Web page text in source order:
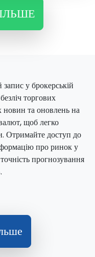
у брокерській
торгових
новин та оновлень на
щоб легко
Отримайте доступ до
про ринок у
прогнозування